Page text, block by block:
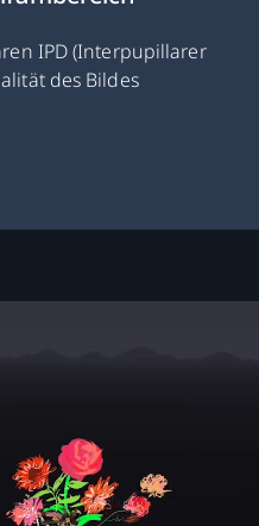
IPD (Interpupillarer
des Bildes